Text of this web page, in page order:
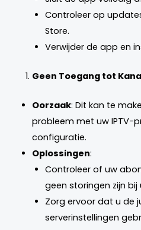
Controleer op
Store.
Verwijder de app en
Geen Toegang tot
Oorzaak: Dit kan te
probleem met uw IPTV-
configuratie.
Oplossingen:
Controleer of uw
geen storingen zijn bij
Zorg ervoor dat u de
serverinstellingen